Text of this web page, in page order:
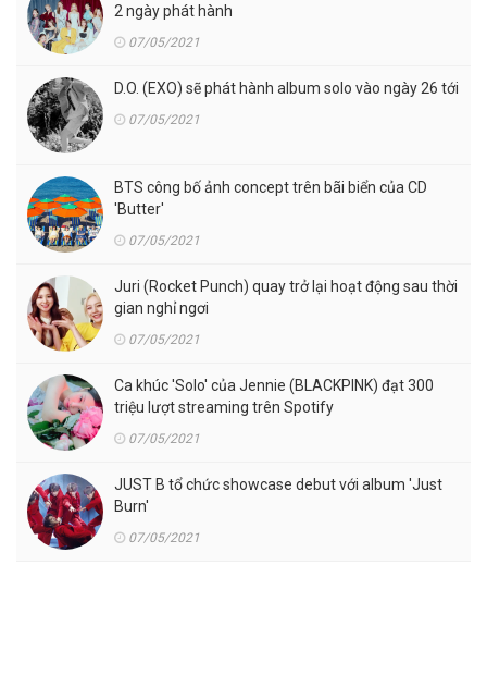
2 ngày phát hành
07/05/2021
D.O. (EXO) sẽ phát hành album solo vào ngày 26 tới
07/05/2021
BTS công bố ảnh concept trên bãi biển của CD
'Butter'
07/05/2021
Juri (Rocket Punch) quay trở lại hoạt động sau thời
gian nghỉ ngơi
07/05/2021
Ca khúc 'Solo' của Jennie (BLACKPINK) đạt 300
triệu lượt streaming trên Spotify
07/05/2021
JUST B tổ chức showcase debut với album 'Just
Burn'
07/05/2021